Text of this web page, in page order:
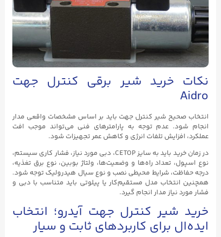
خرید شیر برقی کنترل جهت
شیر کنترل جهت باید بر اساس مشخصات واقعی مدار
عدم توجه به پارامترهای فنی می‌تواند موجب افت
تلفات انرژی و کاهش عمر تجهیزات شود.
در زمان خرید باید به سایز CETOP، دبی مورد نیاز، فشار کاری سیستم،
تعداد راه‌ها و وضعیت‌ها، ولتاژ بوبین، نوع برق تغذیه،
شرایط محیطی نصب و نوع سیال هیدرولیک توجه شود.
مدل مستقیم‌کار یا پیلوتی باید متناسب با دبی و
مدار انجام گیرد.
کنترل جهت آیدرو؛ انتخاب
برای کاربردهای ثابت و سیار